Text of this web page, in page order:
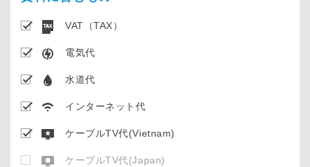
VAT（TAX）
電気代
水道代
インターネット代
ケーブルTV代(Vietnam)
ケーブルTV代(Japan)